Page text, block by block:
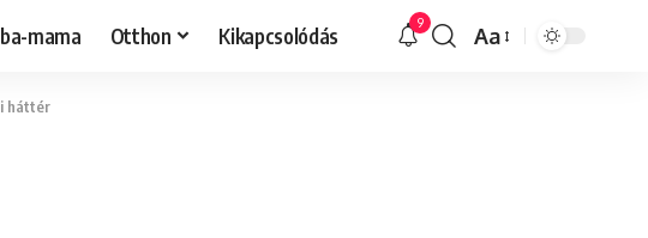
mama Otthon Kikapcsolódás 9
Font
Aa
háttér